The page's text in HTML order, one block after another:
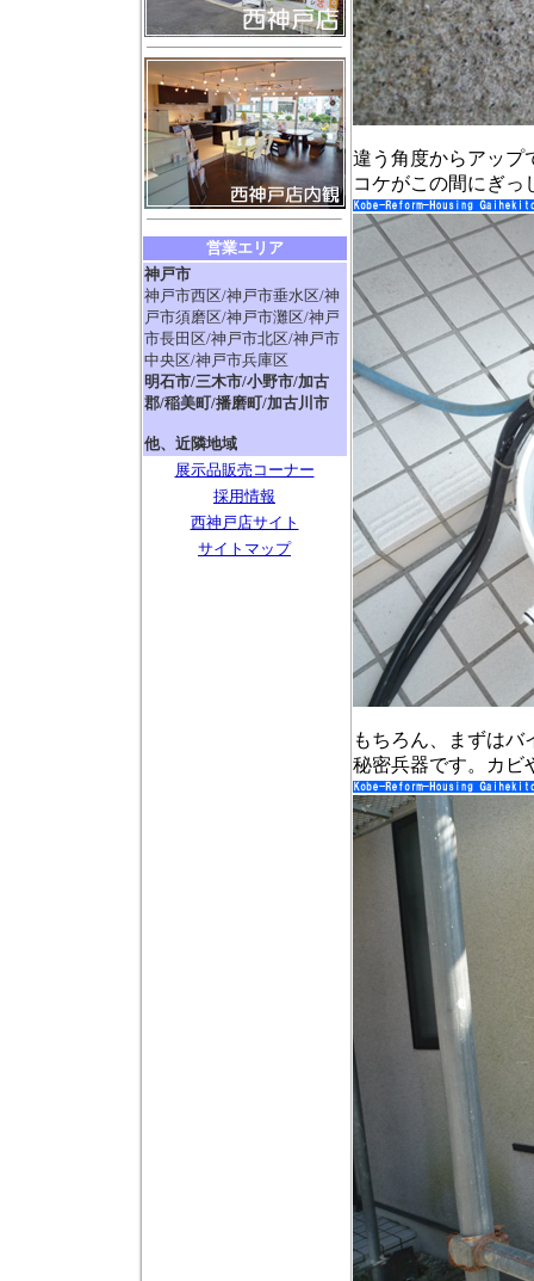
営業エリア
神戸市
神戸市西区/神戸市垂水区/神
戸市須磨区/神戸市灘区/神戸
市長田区/神戸市北区/神戸市
中央区/神戸市兵庫区
明石市/三木市/小野市/加古
郡/稲美町/播磨町/加古川市
他、近隣地域
展示品販売コーナー
採用情報
西神戸店サイト
サイトマップ
違う角度からアップ
コケがこの間にぎっ
もちろん、まずは
秘密兵器です。カビ